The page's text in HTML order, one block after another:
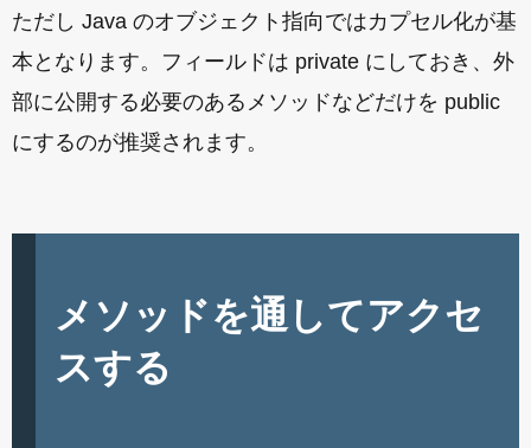
ただし Java のオブジェクト指向ではカプセル化が基
本となります。フィールドは private にしておき、外
部に公開する必要のあるメソッドなどだけを public
にするのが推奨されます。
メソッドを通してアクセ
スする